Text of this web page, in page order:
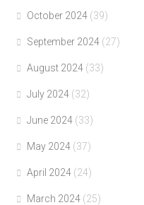
October 2024 (39)
September 2024 (27)
August 2024 (33)
July 2024 (32)
June 2024 (33)
May 2024 (37)
April 2024 (24)
March 2024 (25)